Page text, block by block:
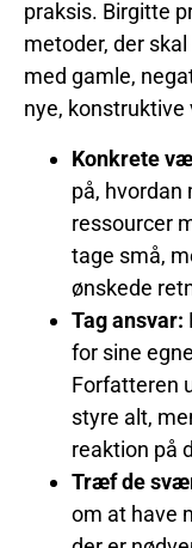
praksis. Birgitte
metoder, der
med gamle,
nye, konstruktive
Konkrete
på, hvordan
ressourcer
tage små,
ønskede
Tag ansvar:
for sine
Forfatteren
styre alt,
reaktion på
Træf de
om at have